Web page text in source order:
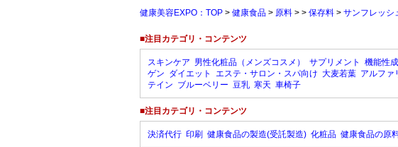
健康美容EXPO：TOP > 健康食品 > 原料 > > 保存料 > サンフレッシ
■注目カテゴリ・コンテンツ
スキンケア 男性化粧品（メンズコスメ） サプリメント 機能性
ゲン ダイエット エステ・サロン・スパ向け 大麦若葉 アルファ
テイン ブルーベリー 豆乳 寒天 車椅子
■注目カテゴリ・コンテンツ
決済代行 印刷 健康食品の製造(受託製造) 化粧品 健康食品の原